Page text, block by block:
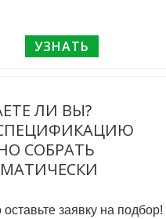
УЗНАТЬ
ЛИ ВЫ?
СОБРАТЬ
оставьте заявку на подбор!